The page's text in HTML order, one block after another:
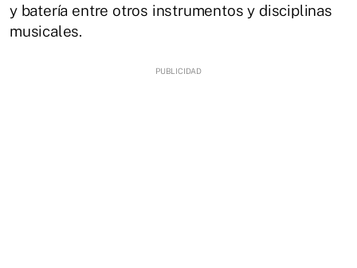
y batería entre otros instrumentos y disciplinas
musicales.